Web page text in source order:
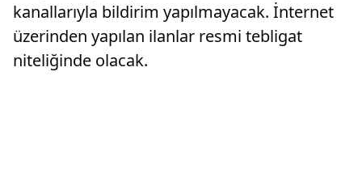
kanallarıyla bildirim yapılmayacak. İnternet
üzerinden yapılan ilanlar resmi tebligat
niteliğinde olacak.